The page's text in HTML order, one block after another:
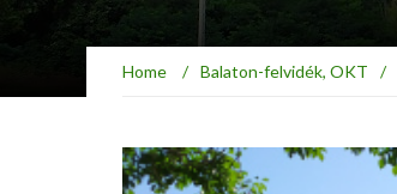
Home / Balaton-felvidék, OKT /